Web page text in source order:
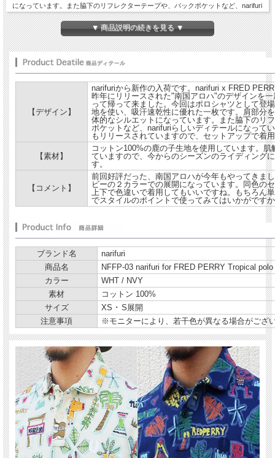
になっています。また脇下のリフレクターテープや、バックポケットなど、narifuri
らしいディテールになっています。同デザインのパンツもリリースされていますの
で、セットアップで着用してもいいですね。
【素材】
コットン100%の鹿の子生地を使用しています。肌触りもよく、速乾性に優れてい
【コメント】
前回好評だった、南国アロハが今年もやってきました。今回はホワイトとネイビー
の２カラーでの展開になっています。同色のセットアップで着用しても、上下で色
違いで着用してもいいですね。もちろん単体でもしっかり使えますのでスタイルの
ポイントで使ってみてはいかがですか。。
商品詳細：
コットン 100%
▼ 商品説明の続きを見る ▼
【デザイン】
narifuriから新作の入荷です。narifuri x FRED
昨年にリリースされた"南国アロハ"のデザインを
って帰って来ました。今回はポロシャツとして登
地を使い、吸汗速乾性に優れた一枚です。肩部分
体的なシルエットになっています。また脇下のリ
ポケットなど、narifuriらしいディテールになって
もリリースされていますので、セットアップで着
【素材】
コットン100%の鹿の子生地を使用しています。
ていますので、今からのシーズンのライディング
す。
【コメント】
前回好評だった、南国アロハが今年もやってきま
ビーの２カラーでの展開になっています。同色の
上下で色違いで着用してもいいですね。もちろん
でスタイルのポイントで使ってみてはいかがです
ブランド名
narifuri
商品名
NFFP-03 narifuri for FRED PERRY Tropical
カラー
WHT / NVY
素材
コットン 100%
サイズ
XS ･ S展開
注意事項
※モニターにより、若干色が異なる場合がござ